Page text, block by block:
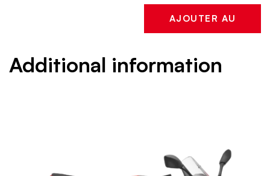
AJOUTER AU
Additional information